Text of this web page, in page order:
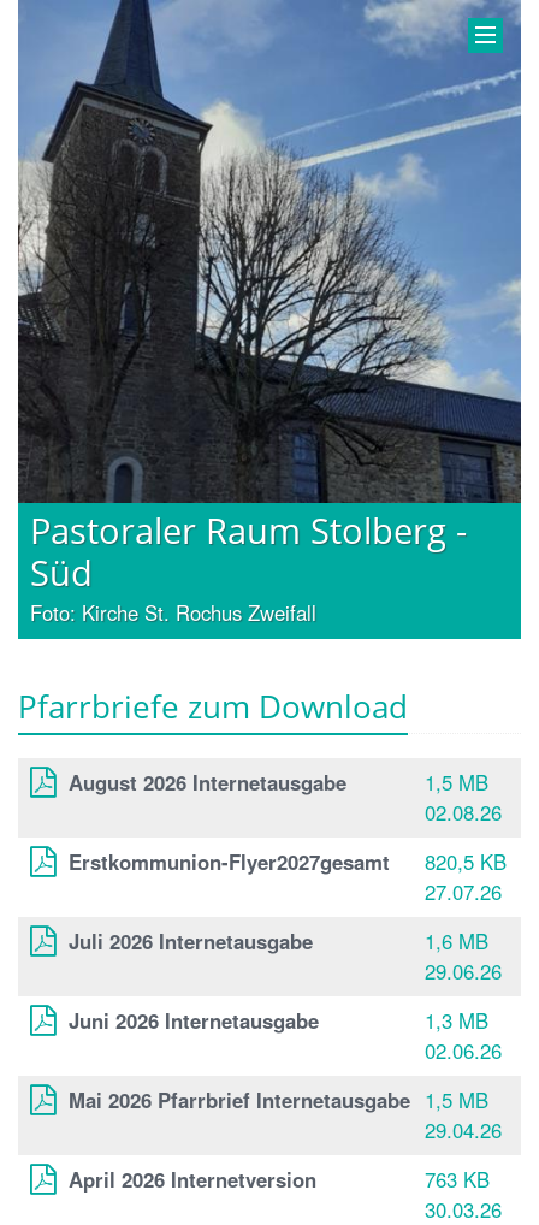
Pastoraler Raum Stolberg -
Süd
Foto: Kirche St. Rochus Zweifall
Pfarrbriefe zum Download
August 2026 Internetausgabe
1,5 MB
02.08.26
Erstkommunion-Flyer2027gesamt
820,5 KB
27.07.26
Juli 2026 Internetausgabe
1,6 MB
29.06.26
Juni 2026 Internetausgabe
1,3 MB
02.06.26
Mai 2026 Pfarrbrief Internetausgabe 1,5 MB
29.04.26
April 2026 Internetversion
763 KB
30.03.26